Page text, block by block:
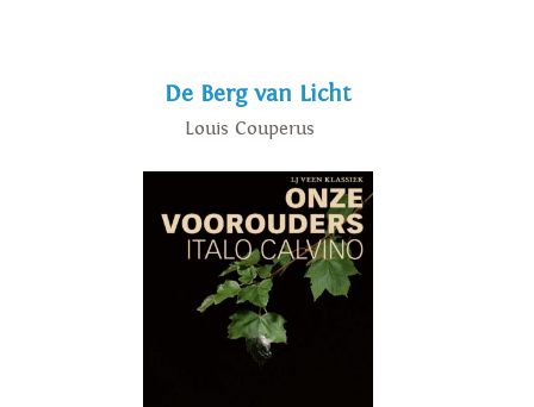
De Berg van Licht
Louis Couperus